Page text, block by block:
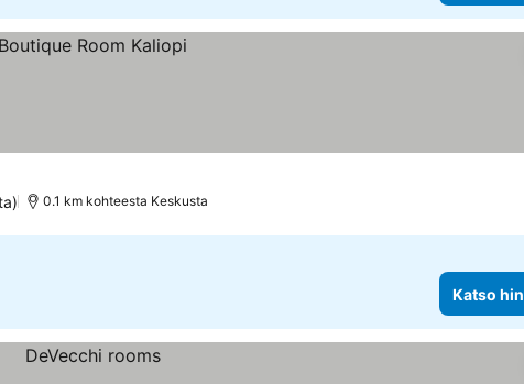
0.1 km kohteesta Keskusta
Katso